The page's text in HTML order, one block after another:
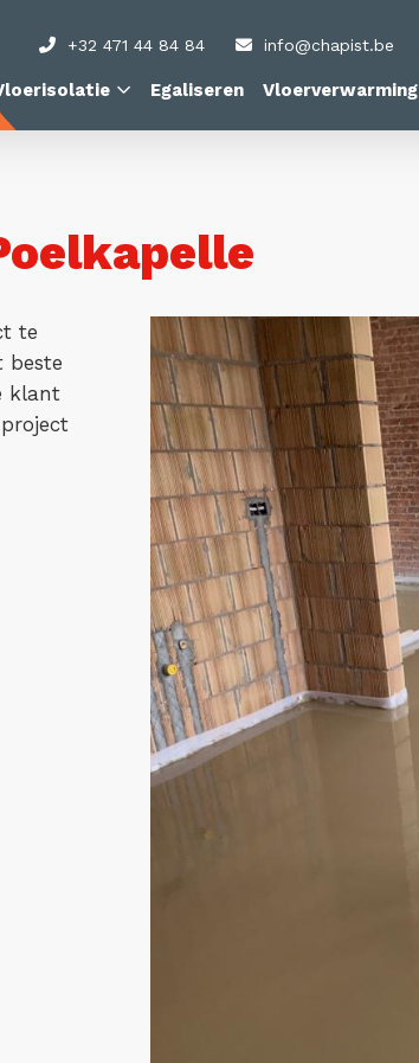
+32 471 44 84 84 info@chapist.be
Egaliseren Vloerverwarming
te
beste
klant